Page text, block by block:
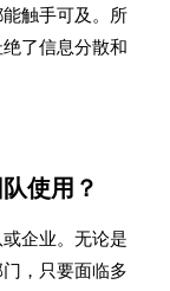
触手可及。所
了信息分散和
使用？
企业。无论是
，只要面临多